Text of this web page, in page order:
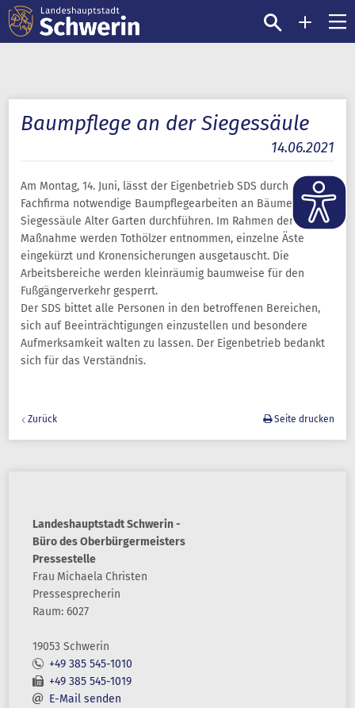
Baumpflege an der Siegessäule
14.06.2021
Am Montag, 14. Juni, lässt der Eigenbetrieb SDS durch eine
Fachfirma notwendige Baumpflegearbeiten an Bäumen an der
Siegessäule Alter Garten durchführen. Im Rahmen der
Maßnahme werden Tothölzer entnommen, einzelne Äste
eingekürzt und Kronensicherungen ausgetauscht. Die
Arbeitsbereiche werden kleinräumig baumweise für den
Fußgängerverkehr gesperrt.
Der SDS bittet alle Personen in den betroffenen Bereichen,
sich auf Beeinträchtigungen einzustellen und besondere
Aufmerksamkeit walten zu lassen. Der Eigenbetrieb bedankt
sich für das Verständnis.
Zurück Seite drucken
Landeshauptstadt Schwerin -
Büro des Oberbürgermeisters
Pressestelle
Frau Michaela Christen
Pressesprecherin
Raum: 6027
19053 Schwerin
+49 385 545-1010
+49 385 545-1019
E-Mail senden